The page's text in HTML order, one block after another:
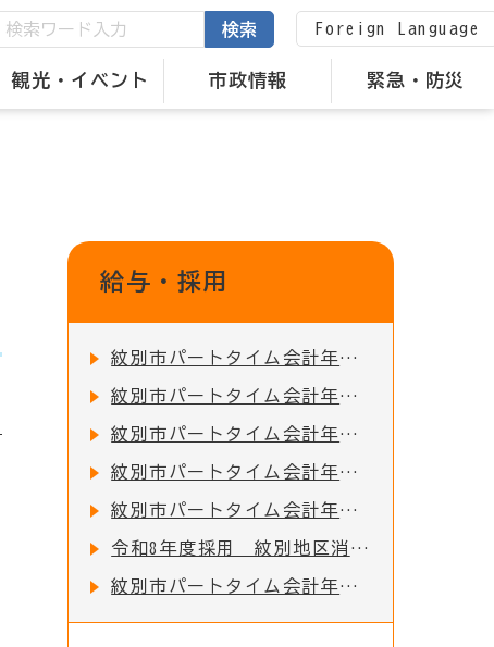
観光・イベント 市政情報 緊急・防災
検索 Foreign Language
給与・採用
紋別市パートタイム会計年度任用職員（家庭相談員）の募集について
紋別市パートタイム会計年度任用職員（国際化推進員）の募集について
紋別市パートタイム会計年度任用職員（特別支援教育支援員）の募集について
紋別市パートタイム会計年度任用職員（特別支援教育コーディネーター）の募集について
紋別市パートタイム会計年度任用職員（学習サポーター）の募集について
令和8年度採用 紋別地区消防組合職員採用試験のお知らせ
紋別市パートタイム会計年度任用職員（児童館・児童センター）の募集について